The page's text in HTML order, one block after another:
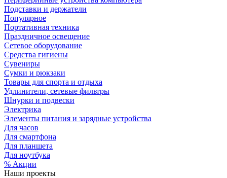
Подставки и держатели
Популярное
Портативная техника
Праздничное освещение
Сетевое оборудование
Средства гигиены
Сувениры
Сумки и рюкзаки
Товары для спорта и отдыха
Удлинители, сетевые фильтры
Шнурки и подвески
Электрика
Элементы питания и зарядные устройства
Для часов
Для смартфона
Для планшета
Для ноутбука
% Акции
Наши проекты